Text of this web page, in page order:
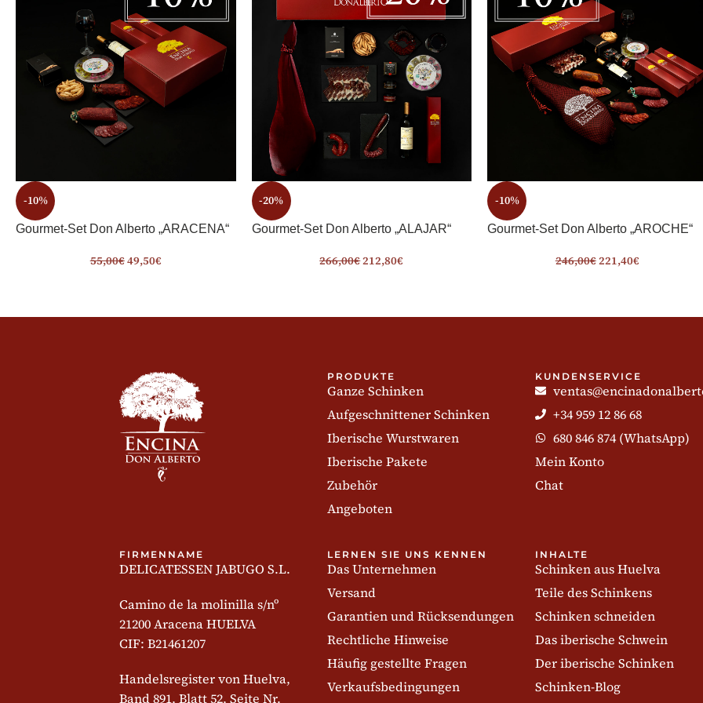
-10%
Gourmet-Set Don Alberto „ARACENA“
55,00€49,50€
-20%
Gourmet-Set Don Alberto „ALAJAR“
266,00€212,80€
-10%
Gourmet-Set Don Alberto „AROCHE“
246,00€221,40€
PRODUKTE
Ganze Schinken
Aufgeschnittener Schinken
Iberische Wurstwaren
Iberische Pakete
Zubehör
Angeboten
KUNDENSERVICE
+34 959 12 86 68
680 846 874 (WhatsApp)
Mein Konto
Chat
FIRMENNAME
DELICATESSEN JABUGO S.L.
Camino de la molinilla s/nº
21200 Aracena HUELVA
CIF: B21461207
Handelsregister von Huelva,
Band 891, Blatt 52, Seite Nr.
LERNEN SIE UNS KENNEN
Das Unternehmen
Versand
Garantien und Rücksendungen
Rechtliche Hinweise
Häufig gestellte Fragen
Verkaufsbedingungen
INHALTE
Schinken aus Huelva
Teile des Schinkens
Schinken schneiden
Das iberische Schwein
Der iberische Schinken
Schinken-Blog